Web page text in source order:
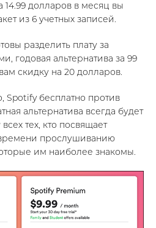
14.99 долларов в месяц вы
из 6 учетных записей.
разделить плату за
годовая альтернатива за 99
скидку на 20 долларов.
Spotify бесплатно против
альтернатива всегда будет
тех, кто посвящает
прослушиванию
им наиболее знакомы.